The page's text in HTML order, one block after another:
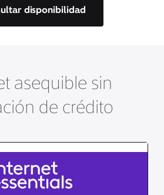
disponibilidad
asequible sin
de crédito